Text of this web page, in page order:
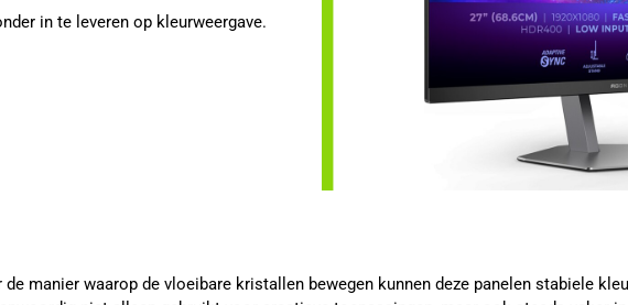
in te leveren op kleurweergave.
manier waarop de vloeibare kristallen bewegen kunnen deze panelen stabiele